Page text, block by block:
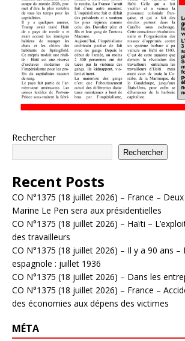
Rechercher
Rechercher
Recent Posts
CO N°1375 (18 juillet 2026) – France –
Marine Le Pen sera aux présidentielles
CO N°1375 (18 juillet 2026) – Haïti –
des travailleurs
CO N°1375 (18 juillet 2026) – Il y a 90 ans –
espagnole : juillet 1936
CO N°1375 (18 juillet 2026) – Dans les
CO N°1375 (18 juillet 2026) – France –
des économies aux dépens des victimes
MÉTA